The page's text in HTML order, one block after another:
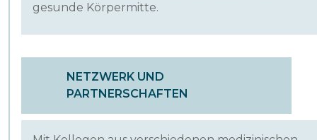
gesunde Körpermitte.
NETZWERK UND
PARTNERSCHAFTEN